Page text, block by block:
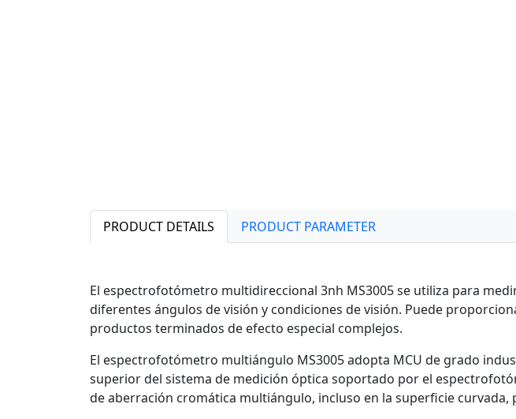
PRODUCT DETAILS PRODUCT PARAMETER
El espectrofotómetro multidireccional 3nh MS3005 se utiliza para
diferentes ángulos de visión y condiciones de visión. Puede
productos terminados de efecto especial complejos.
El espectrofotómetro multiángulo MS3005 adopta MCU de grado
superior del sistema de medición óptica soportado por el
de aberración cromática multiángulo, incluso en la superficie